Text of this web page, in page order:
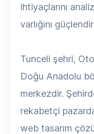
ihtiyaçlarını
varlığını
Tunceli şehri,
Doğu Anadolu
merkezdir.
rekabetçi
web tasarım